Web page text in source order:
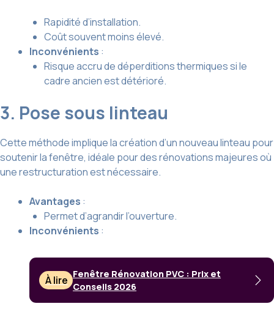
Rapidité d’installation.
Coût souvent moins élevé.
Inconvénients :
Risque accru de déperditions thermiques si le
cadre ancien est détérioré.
3. Pose sous linteau
Cette méthode implique la création d’un nouveau linteau pour
soutenir la fenêtre, idéale pour des rénovations majeures où
une restructuration est nécessaire.
Avantages :
Permet d’agrandir l’ouverture.
Inconvénients :
À lire Fenêtre Rénovation PVC : Prix et
Conseils 2026